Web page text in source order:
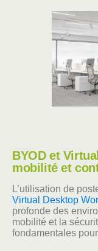
BYOD et
mobilité et
L’utilisation de
Virtual Desktop
profonde des
mobilité et la
fondamentales